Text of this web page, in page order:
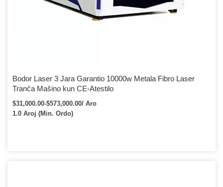
Bodor Laser 3 Jara Garantio 10000w Metala Fibro Laser
Tranĉa Maŝino kun CE-Atestilo
$31,000.00-$573,000.00/ Aro
1.0 Aroj (Min. Ordo)